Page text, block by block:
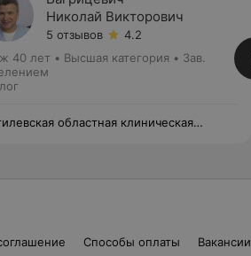
Николай Викторович
5 отзывов
4.2
40 лет • Высшая категория • Зав.
областная клиническая
Способы оплаты Вакансии